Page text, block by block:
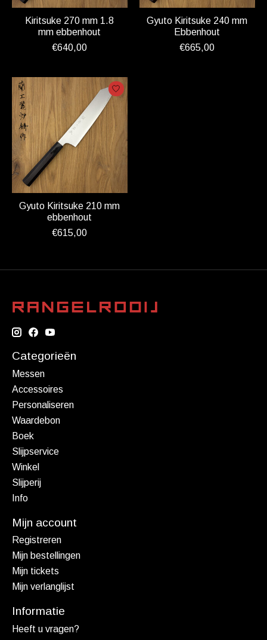
Kiritsuke 270 mm 1.8
mm ebbenhout
€640,00
Gyuto Kiritsuke 240 mm
Ebbenhout
€665,00
Gyuto Kiritsuke 210 mm
ebbenhout
€615,00
Categorieën
Messen
Accessoires
Personaliseren
Waardebon
Boek
Slijpservice
Winkel
Slijperij
Info
Mijn account
Registreren
Mijn bestellingen
Mijn tickets
Mijn verlanglijst
Informatie
Heeft u vragen?